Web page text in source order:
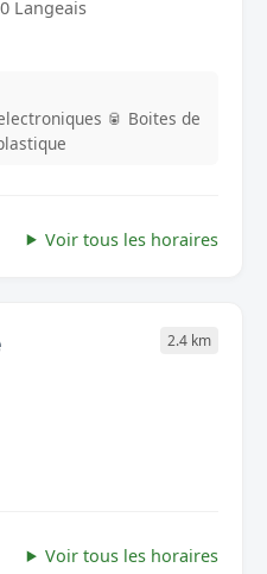
Langeais
🥫 Boites de
Voir tous les horaires
2.4 km
Voir tous les horaires